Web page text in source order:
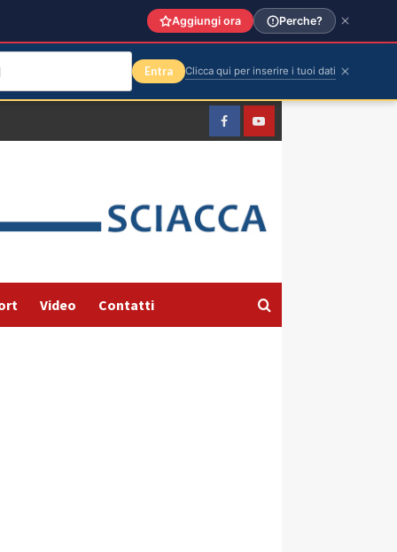
FacebookYountube
Video Contatti
Aggiungi ora Perche?
Entra Clicca qui per inserire i tuoi dati